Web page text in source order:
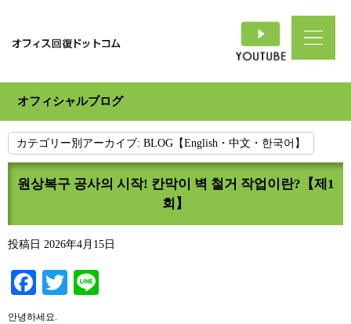
オフィシャルブログ
カテゴリー別アーカイブ: BLOG【English・中文・한국어】
원상복구 공사의 시작! 칸막이 벽 철거 작업이란?【제1
회】
投稿日 2026年4月15日
Facebook
Twitter
안녕하세요.